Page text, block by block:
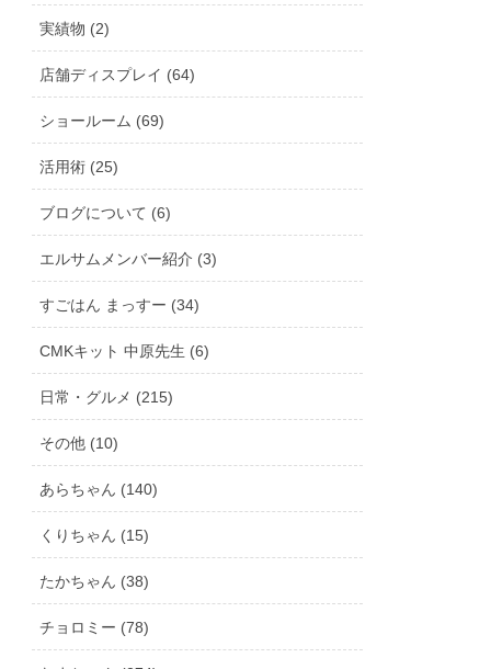
実績物 (2)
店舗ディスプレイ (64)
ショールーム (69)
活用術 (25)
ブログについて (6)
エルサムメンバー紹介 (3)
すごはん まっすー (34)
CMKキット 中原先生 (6)
日常・グルメ (215)
その他 (10)
あらちゃん (140)
くりちゃん (15)
たかちゃん (38)
チョロミー (78)